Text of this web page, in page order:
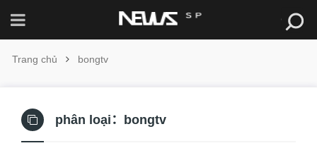
Trang chủ bongtv
phân loại： bongtv